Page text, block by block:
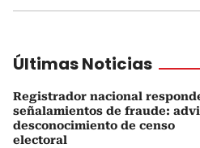
Últimas Noticias
Registrador nacional
señalamientos de fraude:
desconocimiento de censo
electoral